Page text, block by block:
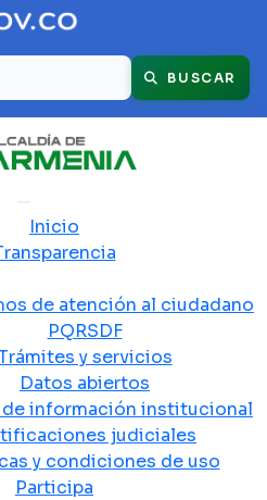
BUSCAR
Inicio
de atención al ciudadano
PQRSDF
y servicios
Datos abiertos
de información institucional
judiciales
y condiciones de uso
Participa